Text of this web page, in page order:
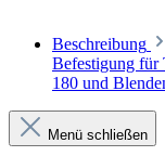
Beschreibung
Befestigung für
180 und
Menü schließen